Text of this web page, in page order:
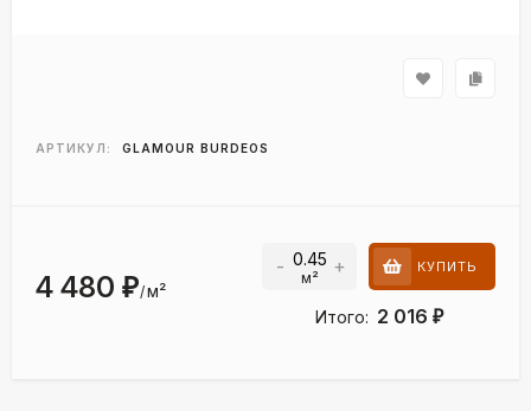
АРТИКУЛ: GLAMOUR BURDEOS
4 480 ₽/м²
- м² + КУПИТЬ
Итого: 2 016 ₽